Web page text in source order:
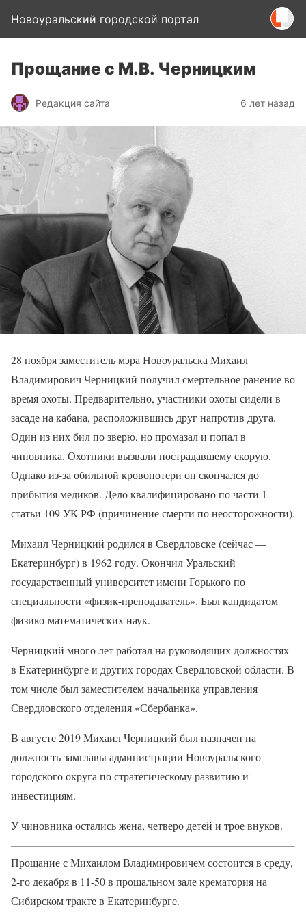
Новоуральский городской портал
Прощание с М.В. Черницким
Редакция сайта 6 лет назад
28 ноября заместитель мэра Новоуральска Михаил
Владимирович Черницкий получил смертельное ранение во
время охоты. Предварительно, участники охоты сидели в
засаде на кабана, расположившись друг напротив друга.
Один из них бил по зверю, но промазал и попал в
чиновника. Охотники вызвали пострадавшему скорую.
Однако из-за обильной кровопотери он скончался до
прибытия медиков. Дело квалифицировано по части 1
статьи 109 УК РФ (причинение смерти по неосторожности).
Михаил Черницкий родился в Свердловске (сейчас —
Екатеринбург) в 1962 году. Окончил Уральский
государственный университет имени Горького по
специальности «физик-преподаватель». Был кандидатом
физико-математических наук.
Черницкий много лет работал на руководящих должностях
в Екатеринбурге и других городах Свердловской области. В
том числе был заместителем начальника управления
Свердловского отделения «Сбербанка».
В августе 2019 Михаил Черницкий был назначен на
должность замглавы администрации Новоуральского
городского округа по стратегическому развитию и
инвестициям.
У чиновника остались жена, четверо детей и трое внуков.
Прощание с Михаилом Владимировичем состоится в среду,
2-го декабря в 11-50 в прощальном зале крематория на
Сибирском тракте в Екатеринбурге.